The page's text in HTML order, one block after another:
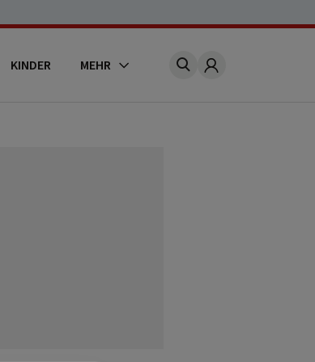
KINDER MEHR Account